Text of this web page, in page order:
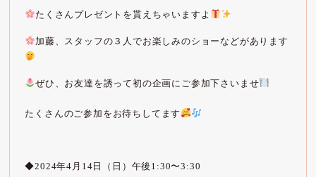
たくさんプレゼントを貰えちゃいますよ
加藤、スタッフの３人でお楽しみのショーなどがあります
ぜひ、お友達を誘って初の企画にご参加下さいませ
たくさんのご参加をお待ちしてます
◆2024年4月14日（日）午後1:30〜3:30